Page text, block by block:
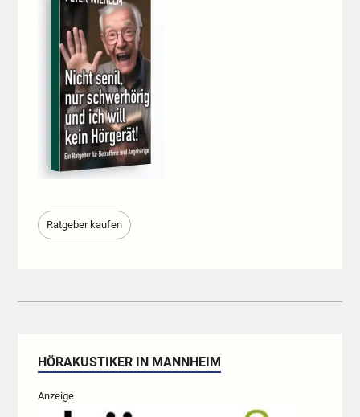
Ratgeber kaufen
HÖRAKUSTIKER IN MANNHEIM
Anzeige